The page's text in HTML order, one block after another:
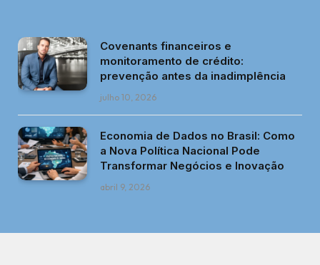
Covenants financeiros e
monitoramento de crédito:
prevenção antes da inadimplência
julho 10, 2026
Economia de Dados no Brasil: Como
a Nova Política Nacional Pode
Transformar Negócios e Inovação
abril 9, 2026